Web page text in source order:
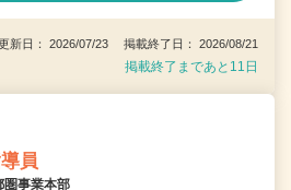
新日： 2026/07/23 掲載終了日： 2026/08/21
掲載終了まであと11日
員
事業本部